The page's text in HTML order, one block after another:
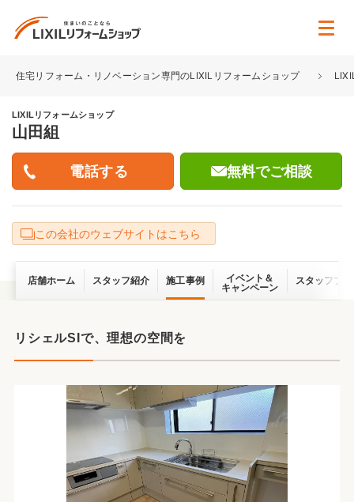
住宅リフォーム・リノベーション専門のLIXILリフォームショップ
LIXILリフォームショップ
山田組
無料でご相談
この会社のウェブサイトはこちら
店舗ホーム スタッフ紹介 施工事例
イベント＆
キャンペーン
スタッフブ
リシェルSIで、理想の空間を